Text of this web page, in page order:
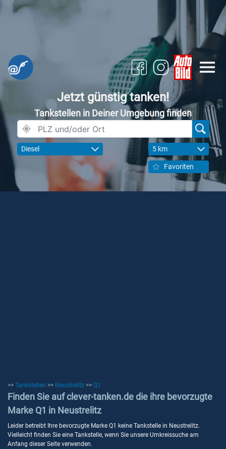
Jetzt günstig tanken!
Tankstellen in Deiner Umgebung finden
Diesel 5 km
Favoriten
>> Tankstellen >> Neustrelitz >> Q1
Finden Sie auf clever-tanken.de die ihre bevorzugte
Marke Q1 in Neustrelitz
Leider betreibt Ihre bevorzugte Marke Q1 keine Tankstelle in Neustrelitz.
Vielleicht finden Sie eine Tankstelle, wenn Sie unsere Umkreissuche am
Anfang dieser Seite verwenden.